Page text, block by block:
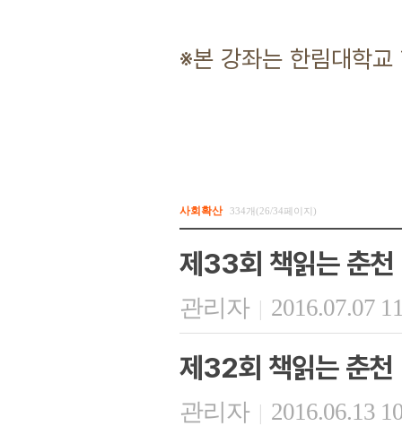
※본 강좌는 한림대학
사회확산 334개(26/34페이지)
제33회 책읽는 춘천
관리자 | 2016.07.07
제32회 책읽는 춘천
관리자 | 2016.06.13